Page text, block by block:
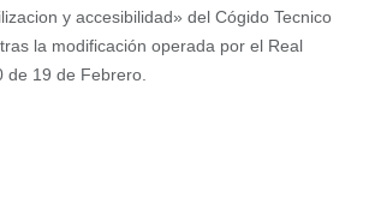
y accesibilidad» del Cógido Tecnico
la modificación operada por el Real
de 19 de Febrero.